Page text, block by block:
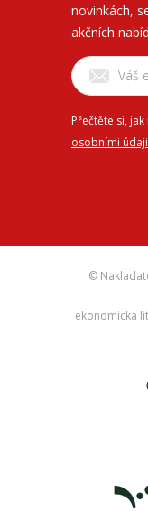
novinkách,
akčních
Přečtěte si,
osobními údaji
©
ekonomická